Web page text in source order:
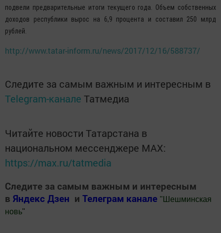
подвели предварительные итоги текущего года. Объем собственных
доходов республики вырос на 6,9 процента и составил 250 млрд
рублей.
http://www.tatar-inform.ru/news/2017/12/16/588737/
Следите за самым важным и интересным в
Telegram-канале Татмедиа
Читайте новости Татарстана в
национальном мессенджере MАХ:
https://max.ru/tatmedia
Следите за самым важным и интересным
в Яндекс Дзен и Телеграм канале " Шешминская
новь"